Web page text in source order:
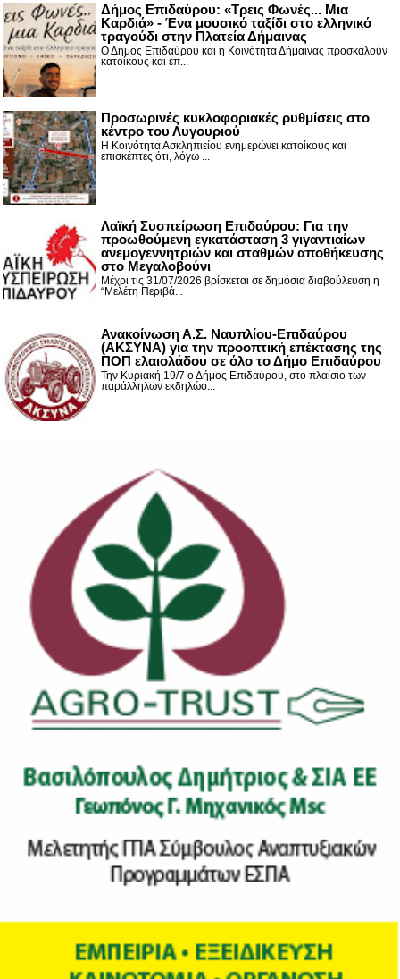
Δήμος Επιδαύρου: «Τρεις Φωνές... Μια
Καρδιά» - Ένα μουσικό ταξίδι στο ελληνικό
τραγούδι στην Πλατεία Δήμαινας
Ο Δήμος Επιδαύρου και η Κοινότητα Δήμαινας προσκαλούν
κατοίκους και επ...
Προσωρινές κυκλοφοριακές ρυθμίσεις στο
κέντρο του Λυγουριού
Η Κοινότητα Ασκληπιείου ενημερώνει κατοίκους και
επισκέπτες ότι, λόγω ...
Λαϊκή Συσπείρωση Επιδαύρου: Για την
προωθούμενη εγκατάσταση 3 γιγαντιαίων
ανεμογεννητριών και σταθμών αποθήκευσης
στο Μεγαλοβούνι
Μέχρι τις 31/07/2026 βρίσκεται σε δημόσια διαβούλευση η
“Μελέτη Περιβά...
Ανακοίνωση Α.Σ. Ναυπλίου-Επιδαύρου
(ΑΚΣΥΝΑ) για την προοπτική επέκτασης της
ΠΟΠ ελαιολάδου σε όλο το Δήμο Επιδαύρου
Την Κυριακή 19/7 ο Δήμος Επιδαύρου, στο πλαίσιο των
παράλληλων εκδηλώσ...